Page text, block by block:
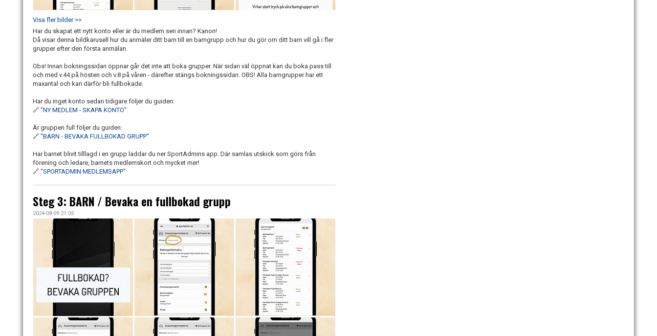
Visa fler bilder >>
Har du skapat ett nytt konto eller är du medlem sen innan? Kanon!
Då visar denna bildkarusell hur du anmäler ditt barn till en barngrupp och hur du gör om ditt barn vill gå i fler
grupper efter den första anmälan.
Obs! Innan bokningssidan öppnar går det inte att boka grupper. När sidan väl öppnat kan du boka pass till
och med v.44 på hösten och v.8 på våren - därefter stängs bokningssidan. OBS! Alla barngrupper har ett
maxantal och kan därför bli fullbokade.
Har du inget konto sedan tidigare följer du guiden:
🔗 "NY MEDLEM - SKAPA KONTO"
Är gruppen full följer du guiden:
🔗 "BARN - BEVAKA FULLBOKAD GRUPP"
Har barnet blivit tilllagd i en grupp laddar du ner SportAdmins app. Där samlas utskick som görs från
förening och ledare, barnets medlemskort och mycket mer!
🔗 "SPORTADMIN MEDLEMSAPP"
Steg 3: BARN / Bevaka en fullbokad grupp
2024-08-09 21:05